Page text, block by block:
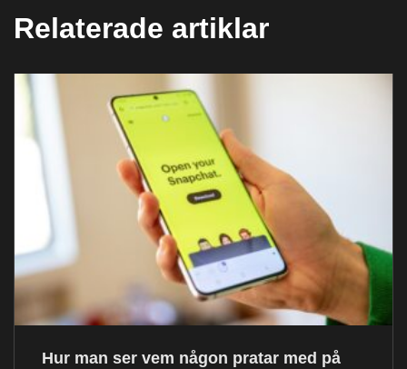
Relaterade artiklar
Hur man ser vem någon pratar med på